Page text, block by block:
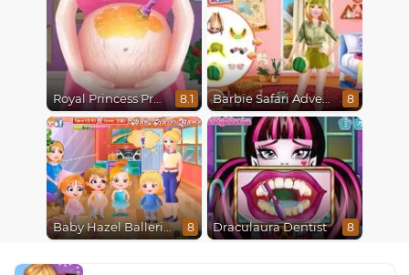
Royal Princess Pregnant 8.1 Barbie Safari Adventure 8
Baby Hazel Ballerina Dance 8 Draculaura Dentist 8